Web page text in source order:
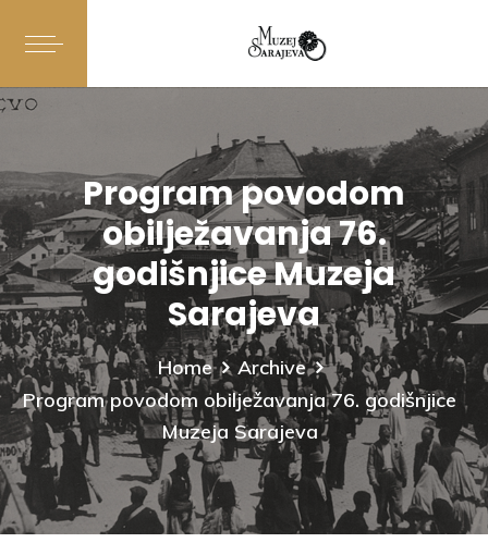
Program povodom
obilježavanja 76.
godišnjice Muzeja
Sarajeva
Home
Archive
Program povodom obilježavanja 76. godišnjice
Muzeja Sarajeva